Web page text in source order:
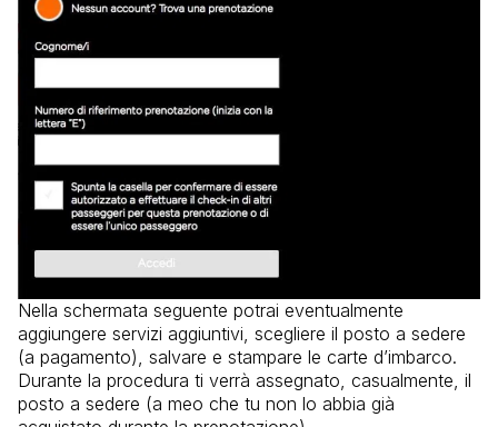
Nella schermata seguente potrai eventualmente
aggiungere servizi aggiuntivi, scegliere il posto a sedere
(a pagamento), salvare e stampare le carte d’imbarco.
Durante la procedura ti verrà assegnato, casualmente, il
posto a sedere (a meo che tu non lo abbia già